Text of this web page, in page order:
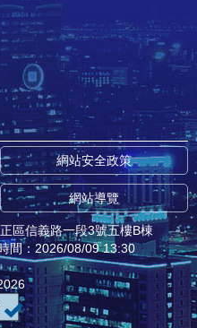
網站安全政策
網站導覽
區信義路一段3號五樓B棟
間：2026/08/09 13:30